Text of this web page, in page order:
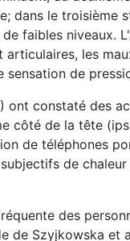
dans le troisième
de faibles niveaux.
articulaires, les
sensation de
ont constaté des
côté de la tête
de téléphones
de
des
de Szyjkowska